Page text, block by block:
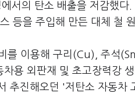
서의 탄소 배출을 저감했다
등을 주입해 만든 대체 철
를 이용해 구리(Cu), 주석
용 외판재 및 초고장력강
추진해오던 '저탄소 자동차